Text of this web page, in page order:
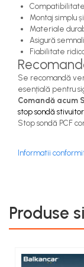
Capete de Bară
Caseta Directie
Cilindrii Directie
Fuzete Stivuitor
Piese Directie
Pivoți Direcție
Sistem Electric
Alternatoare
Contact Pornire
Sistem Franare
Cilindrii Frana
Piese Frane Stivuitor
Montaj simplu
Materiale
Asigură
Fiabilitate
Se recomandă
esențială pentru
Comandă acum
stop sondă
Stop sondă PCF
Informatii
Produse